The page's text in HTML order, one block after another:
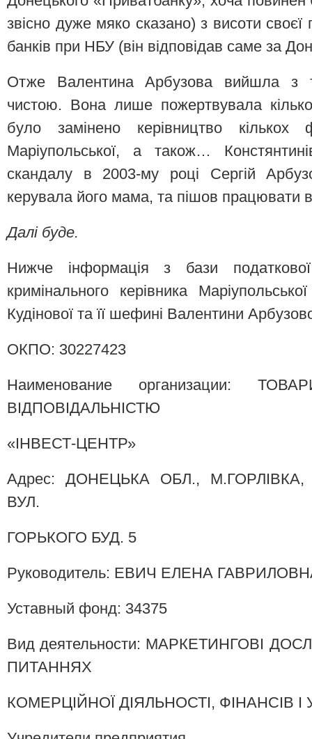
звісно дуже мяко сказано) з висоти своєї
банків при НБУ (він відповідав саме за
Отже Валентина Арбузова вийшла з
чистою. Вона лише пожертвувала
було замінено керівництво кількох
Маріупольської, а також…
скандалу в 2003-му році Сергій
керувала його мама, та пішов працювати
Далі буде.
Нижче інформація з бази
кримінального керівника
Кудінової та її шефині Валентини
ОКПО: 30227423
Наименование организации:
ВIДПОВIДАЛЬНIСТЮ
«IНВЕСТ-ЦЕНТР»
Адрес: ДОНЕЦЬКА ОБЛ.,
ВУЛ.
ГОРЬКОГО БУД. 5
Руководитель: ЕВИЧ ЕЛЕНА
Уставный фонд: 34375
Вид деятельности: МАРКЕТИНГОВI
ПИТАННЯХ
КОМЕРЦIЙНОЇ ДIЯЛЬНОСТI, ФIНАНСIВ I